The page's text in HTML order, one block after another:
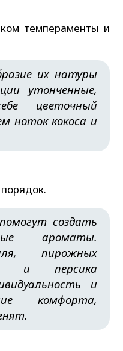
темпераменты и
их натуры
утонченные,
цветочный
ноток кокоса и
создать
ароматы.
пирожных
и персика
и
комфорта,